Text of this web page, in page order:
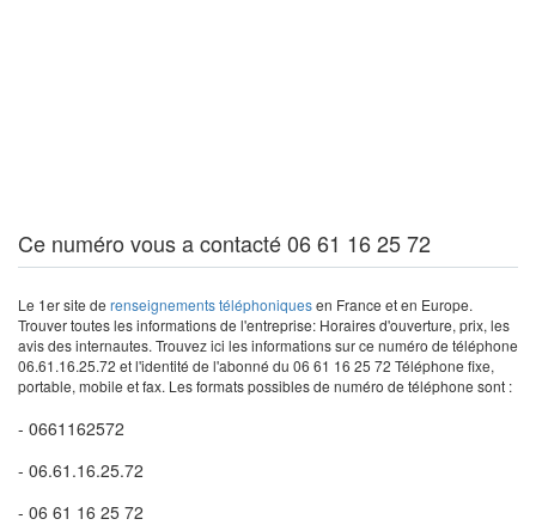
Ce numéro vous a contacté 06 61 16 25 72
Le 1er site de renseignements téléphoniquesen France et en Europe.
Trouver toutes les informations de l'entreprise: Horaires d'ouverture, prix, les
avis des internautes. Trouvez ici les informations sur ce numéro de téléphone
06.61.16.25.72 et l'identité de l'abonné du 06 61 16 25 72 Téléphone fixe,
portable, mobile et fax. Les formats possibles de numéro de téléphone sont :
- 0661162572
- 06.61.16.25.72
- 06 61 16 25 72